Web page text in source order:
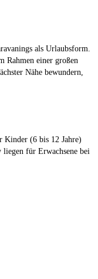
als Urlaubsform.
Rahmen einer großen
Nähe bewundern,
Kinder (6 bis 12 Jahre)
für Erwachsene bei